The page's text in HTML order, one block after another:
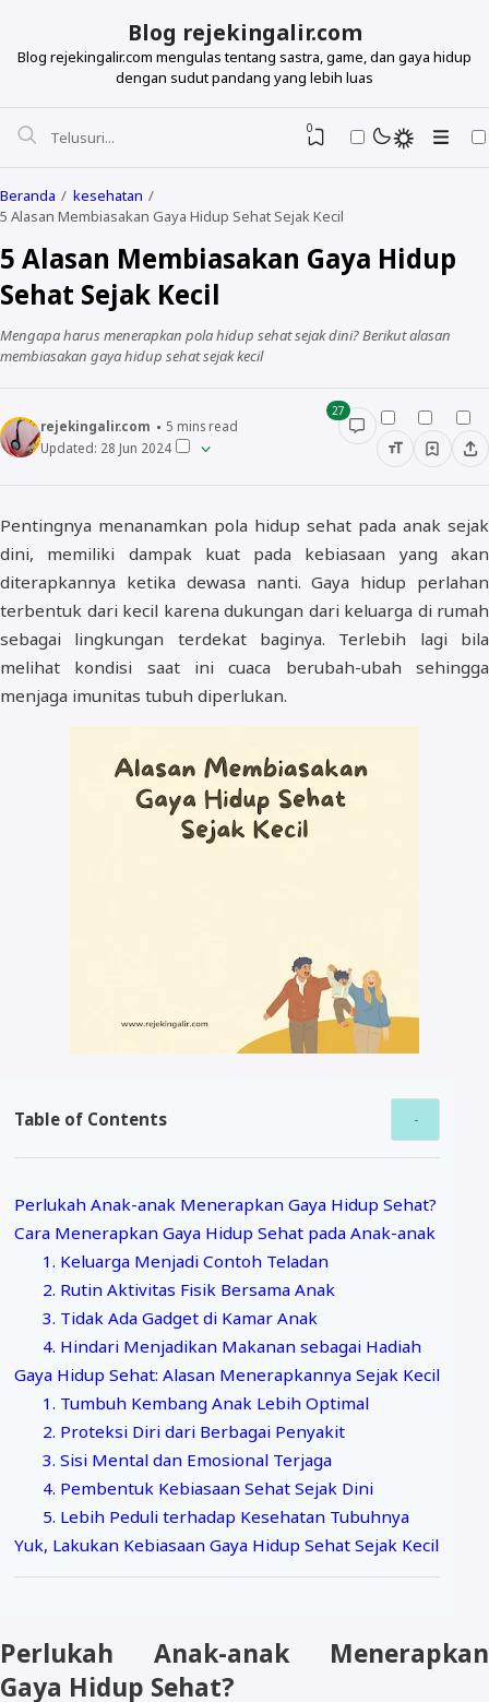
Blog rejekingalir.com
Blog rejekingalir.com mengulas tentang sastra, game, dan gaya hidup
dengan sudut pandang yang lebih luas
0
Beranda
kesehatan
5 Alasan Membiasakan Gaya Hidup Sehat Sejak Kecil
5 Alasan Membiasakan Gaya Hidup
Sehat Sejak Kecil
Mengapa harus menerapkan pola hidup sehat sejak dini? Berikut alasan
membiasakan gaya hidup sehat sejak kecil
rejekingalir.com 5 mins read
Updated: 28 Jun 2024
27
Pentingnya menanamkan pola hidup sehat pada anak sejak
dini, memiliki dampak kuat pada kebiasaan yang akan
diterapkannya ketika dewasa nanti. Gaya hidup perlahan
terbentuk dari kecil karena dukungan dari keluarga di rumah
sebagai lingkungan terdekat baginya. Terlebih lagi bila
melihat kondisi saat ini cuaca berubah-ubah sehingga
menjaga imunitas tubuh diperlukan.
Table of Contents
Perlukah Anak-anak Menerapkan Gaya Hidup Sehat?
Cara Menerapkan Gaya Hidup Sehat pada Anak-anak
1. Keluarga Menjadi Contoh Teladan
2. Rutin Aktivitas Fisik Bersama Anak
3. Tidak Ada Gadget di Kamar Anak
4. Hindari Menjadikan Makanan sebagai Hadiah
Gaya Hidup Sehat: Alasan Menerapkannya Sejak Kecil
1. Tumbuh Kembang Anak Lebih Optimal
2. Proteksi Diri dari Berbagai Penyakit
3. Sisi Mental dan Emosional Terjaga
4. Pembentuk Kebiasaan Sehat Sejak Dini
5. Lebih Peduli terhadap Kesehatan Tubuhnya
Yuk, Lakukan Kebiasaan Gaya Hidup Sehat Sejak Kecil
Perlukah Anak-anak Menerapkan
Gaya Hidup Sehat?